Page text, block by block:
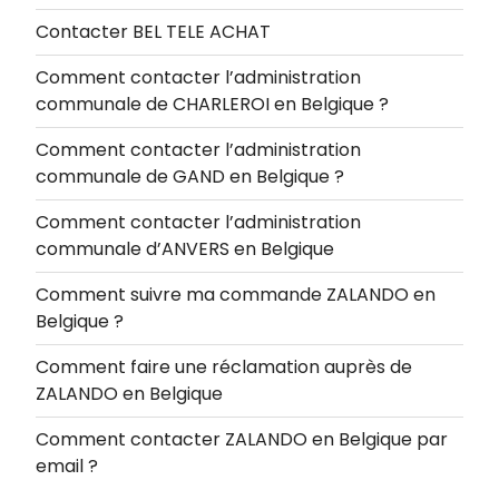
Contacter BEL TELE ACHAT
Comment contacter l’administration
communale de CHARLEROI en Belgique ?
Comment contacter l’administration
communale de GAND en Belgique ?
Comment contacter l’administration
communale d’ANVERS en Belgique
Comment suivre ma commande ZALANDO en
Belgique ?
Comment faire une réclamation auprès de
ZALANDO en Belgique
Comment contacter ZALANDO en Belgique par
email ?